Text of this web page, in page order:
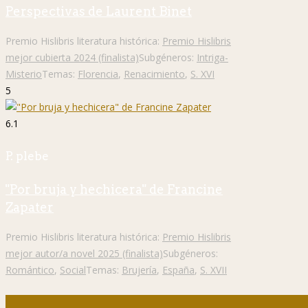
Perspectivas de Laurent Binet
Premio Hislibris literatura histórica: Premio Hislibris
mejor cubierta 2024 (finalista)Subgéneros: Intriga-
MisterioTemas: Florencia, Renacimiento, S. XVI
5
6.1
P. plebe
"Por bruja y hechicera" de Francine
Zapater
Premio Hislibris literatura histórica: Premio Hislibris
mejor autor/a novel 2025 (finalista)Subgéneros:
Romántico, SocialTemas: Brujería, España, S. XVII